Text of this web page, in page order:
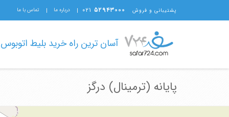
پشتیبانی و فروش ۵۲۹۴۳۰۰۰ ۰۲۱ درباره ما تماس با ما
آسان ترین راه خرید بلیط اتوبوس
پایانه (ترمینال) درگز